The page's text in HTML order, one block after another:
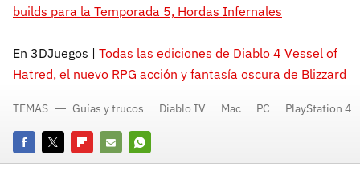
builds para la Temporada 5, Hordas Infernales
En 3DJuegos | Todas las ediciones de Diablo 4 Vessel of
Hatred, el nuevo RPG acción y fantasía oscura de Blizzard
FacebookTwitterFlipboard
E-
Whatsapp
TEMAS Guías y trucos Diablo IV Mac PC PlayStation 4